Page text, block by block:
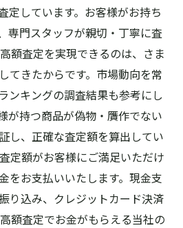
定しています。お客様がお持ち
専門スタッフが親切・丁寧に査
額査定を実現できるのは、さま
てきたからです。市場動向を常
ンキングの調査結果も参考にし
が持つ商品が偽物・贋作でない
し、正確な査定額を算出してい
定額がお客様にご満足いただけ
をお支払いいたします。現金支
り込み、クレジットカード決済
額査定でお金がもらえる当社の